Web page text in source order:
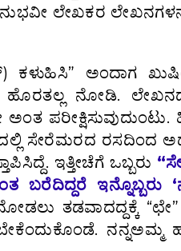
ಲೇಖಕರ
ಕಳುಹಿಸಿ” ಅಂದಾಗ
ಹೊರತಲ್ಲ ನೋಡಿ.
ಪರೀಕ್ಷಿಸುವುದುಂಟು.
ಸೇರೆಮರದ ರಸದಿಂದ‌
ಇತ್ತೀಚೆಗೆ‌ ಒಬ್ಬರು
ಬರೆದಿದ್ದರೆ‌ ಇನ್ನೊಬ್ಬರು
ತಡವಾದದ್ದಕ್ಕೆ
ನನ್ನ‌ಅಮ್ಮ